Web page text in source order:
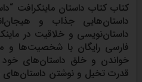
کتاب کتاب داستان ماینکرافت
داستان‌هایی جذاب و
داستان‌نویسی و خلاقیت در
فارسی رایگان با شخصیت‌ها و
خواندن و خلق داستان‌های
قدرت تخیل و نوشتن